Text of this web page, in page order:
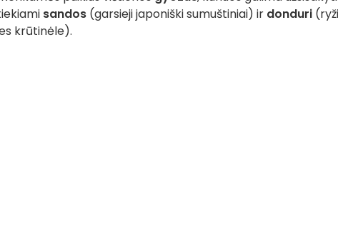
sandos (garsieji japoniški sumuštiniai) ir donduri
krūtinėle).